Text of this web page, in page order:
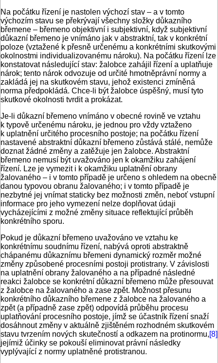
Na počátku řízení je nastolen výchozí stav – a v tomto
výchozím stavu se překrývají všechny složky důkazního
břemene – břemeno objektivní i subjektivní, když subjektivní
důkazní břemeno je vnímáno jak v abstraktní, tak v konkrétní
poloze (vztažené k přesně určenému a konkrétními skutkovými
okolnostmi individualizovanému nároku). Na počátku řízení lze
konstatovat následující stav: žalobce zahájil řízení a uplatňuje
nárok; tento nárok odvozuje od určité hmotněprávní normy a
zakládá jej na skutkovém stavu, jehož existenci zmíněná
norma předpokládá. Chce-li být žalobce úspěšný, musí tyto
skutkové okolnosti tvrdit a prokázat.
Je-li důkazní břemeno vnímáno v obecné rovině ve vztahu
k typově určenému nároku, je jednou pro vždy vztaženo
k uplatnění určitého procesního postoje; na počátku řízení
nastavené abstraktní důkazní břemeno zůstává stálé, nemůže
doznat žádné změny a zatěžuje jen žalobce. Abstraktní
břemeno nemusí být uvažováno jen k okamžiku zahájení
řízení. Lze je vymezit i k okamžiku uplatnění obrany
žalovaného – i v tomto případě je určeno s ohledem na obecně
danou typovou obranu žalovaného; i v tomto případě je
nezbytné jej vnímat staticky bez možnosti změn, neboť vstupní
informace pro jeho vymezení nelze doplňovat údaji
vycházejícími z možné změny situace reflektující průběh
konkrétního sporu.
Pokud je důkazní břemeno uvažováno ve vztahu ke
konkrétnímu soudnímu řízení, nabývá oproti abstraktně
chápanému důkaznímu břemeni dynamický rozměr možné
změny způsobené procesními postoji protistrany. V závislosti
na uplatnění obrany žalovaného a na případné následné
reakci žalobce se konkrétní důkazní břemeno může přesouvat
z žalobce na žalovaného a zase zpět. Možnost přesunu
konkrétního důkazního břemene z žalobce na žalovaného a
zpět (a případně zase zpět) odpovídá průběhu procesu
uplatňování procesního postoje, jímž se účastník řízení snaží
dosáhnout změny v aktuálně zjištěném rozhodném skutkovém
stavu tvrzením nových skutečností a odkazem na protinormu,[8]
jejímiž účinky se pokouší eliminovat právní následky
vyplývající z normy uplatněné protistranou.